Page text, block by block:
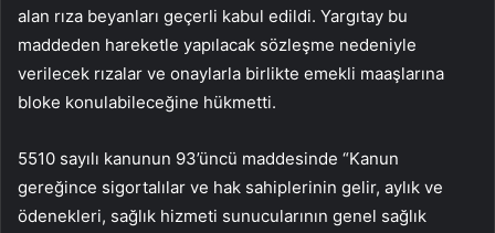
alan rıza beyanları geçerli kabul edildi. Yargıtay bu
maddeden hareketle yapılacak sözleşme nedeniyle
verilecek rızalar ve onaylarla birlikte emekli maaşlarına
bloke konulabileceğine hükmetti.
5510 sayılı kanunun 93’üncü maddesinde “Kanun
gereğince sigortalılar ve hak sahiplerinin gelir, aylık ve
ödenekleri, sağlık hizmeti sunucularının genel sağlık